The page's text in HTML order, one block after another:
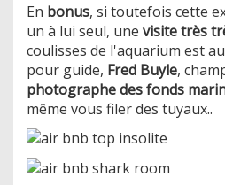
En bonus, si toutefois cette
un à lui seul, une visite très
coulisses de l'aquarium est
pour guide, Fred Buyle,
photographe des fonds
même vous filer des tuyaux..